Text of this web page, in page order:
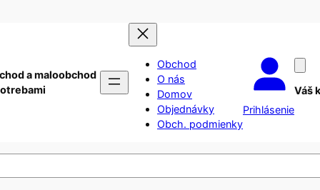
a maloobchod
Obchod
O nás
Domov
Objednávky
Obch. podmienky
Prihlásenie
Váš